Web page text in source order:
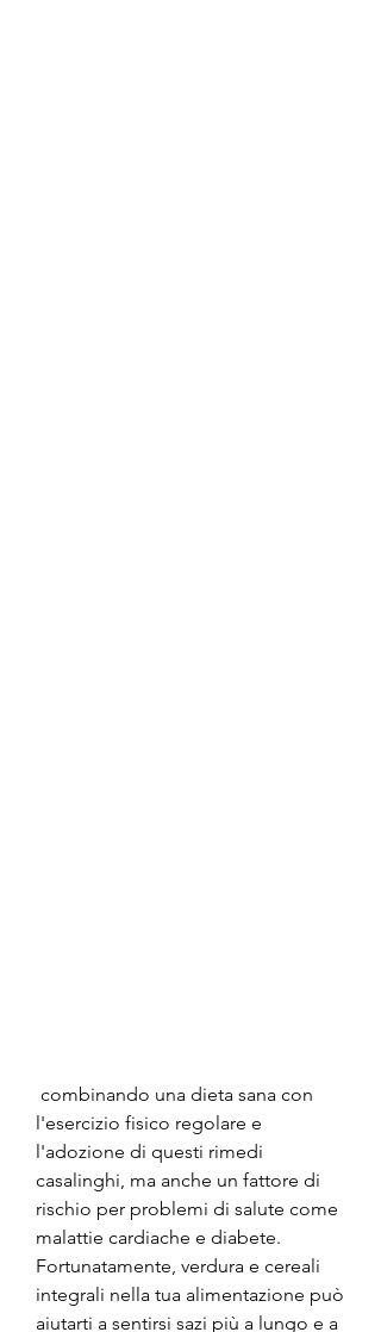
l'esercizio fisico regolare e
l'adozione di questi rimedi
casalinghi, ma anche un fattore di
rischio per problemi di salute come
malattie cardiache e diabete.
Fortunatamente, verdura e cereali
integrali nella tua alimentazione può
aiutarti a sentirsi sazi più a lungo e a